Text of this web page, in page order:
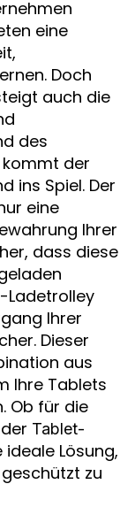
eine
Doch
auch die
des
kommt der
ins Spiel. Der
eine
Ihrer
dass diese
Ladetrolley
Ihrer
Dieser
aus
Ihre Tablets
Ob für die
Tablet-
Lösung,
zu